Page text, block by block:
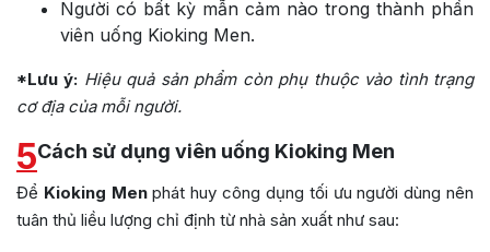
Người có bất kỳ mẫn cảm nào trong thành phần
viên uống Kioking Men.
*Lưu ý: Hiệu quả sản phẩm còn phụ thuộc vào tình trạng
cơ địa của mỗi người.
5Cách sử dụng viên uống Kioking Men
Để Kioking Menphát huy công dụng tối ưu người dùng nên
tuân thủ liều lượng chỉ định từ nhà sản xuất như sau: